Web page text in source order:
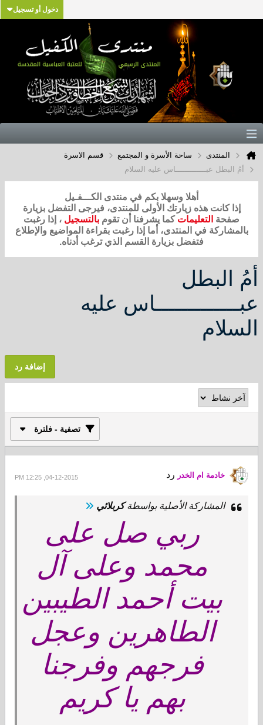
دخول أو تسجيل
المنتدى ساحة الأسرة و المجتمع
قسم الاسرة
أمُ البطل عبـــــــــــــاس عليه السلام
أهلا وسهلا بكم في منتدى الكـــفـيل
إذا كانت هذه زيارتك الأولى للمنتدى، فيرجى التفضل بزيارة
صفحة التعليمات كما يشرفنا أن تقوم بالتسجيل ، إذا رغبت
بالمشاركة في المنتدى، أما إذا رغبت بقراءة المواضيع والإطلاع
فتفضل بزيارة القسم الذي ترغب أدناه.
أمُ البطل
عبـــــــــــــاس عليه
السلام
إضافة رد
تصفية - فلترة
خادمة ام الخدر رد 04-12-2015, 12:25 PM
المشاركة الأصلية بواسطةكربلائي
ربي صل على
محمد وعلى آل
بيت أحمد الطيبين
الطاهرين وعجل
فرجهم وفرجنا
بهم يا كريم